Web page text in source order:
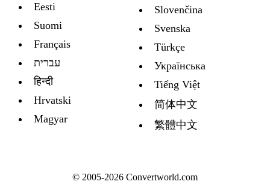
Eesti
Suomi
Français
עברית
हिन्दी
Hrvatski
Magyar
Slovenčina
Svenska
Türkçe
Украïнська
Tiếng Việt
简体中文
繁體中文
© 2005-2026 Convertworld.com